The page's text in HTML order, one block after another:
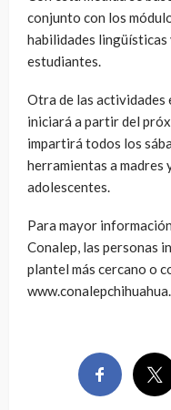
conjunto con los
habilidades lingüísticas
estudiantes.
Otra de las actividades
iniciará a partir del
impartirá todos los
herramientas a madres
adolescentes.
Para mayor
Conalep, las personas
plantel más cercano o